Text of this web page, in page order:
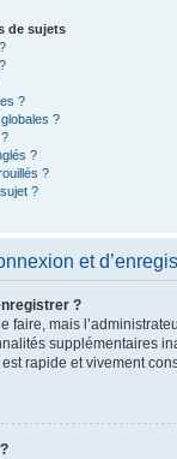
de sujets
?
?
?
?
?
et
?
faire, mais
supplémentaires
rapide et vivement